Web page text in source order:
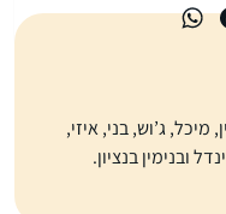
ג’וש, בני, איזי,
ובנימין בנציון.